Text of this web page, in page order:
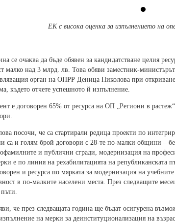
ЕК с висока оценка за изпълнението на
се очаква да бъде обявен за кандидатстване целия
малко над 3 млрд. лв. Това обяви заместник-
орган на ОПРР Деница Николова при
където отчете успешното й изпълнение.
е договорен 65% от ресурса на ОП „Региони в
посочи, че са стартирали редица проекти по
са и голям брой договори с 28-те по-малки общини –
и публични сгради, модернизация на
е по линия на рехабилитацията на републиканската
и ресурса по мярката за модернизация на
в по-малките населени места. През следващите
пъти.
че през следващата година ще бъдат осигурена
на мерки за деинституционализация на